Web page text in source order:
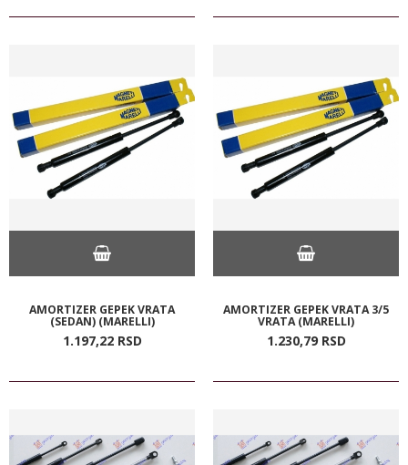
AMORTIZER GEPEK VRATA
(SEDAN) (MARELLI)
1.197,22 RSD
AMORTIZER GEPEK VRATA 3/5
VRATA (MARELLI)
1.230,79 RSD